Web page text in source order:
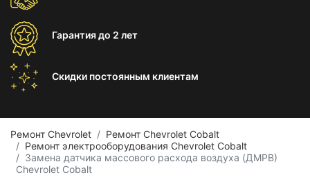
Гарантиядо 2 лет
Скидки постоянным клиентам
Ремонт Chevrolet
Ремонт Chevrolet Cobalt
Ремонт электрооборудования Chevrolet Cobalt
Замена датчика массового расхода воздуха (ДМРВ)
Chevrolet Cobalt